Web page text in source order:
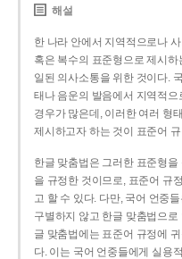
해설
한 나라 안에서 지역적으로나
혹은 복수의 표준형으로 제시
일된 의사소통을 위한 것이다.
태나 음운의 발음에서 지역적
경우가 많은데, 이러한 여러 형
제시하고자 하는 것이 표준어
한글 맞춤법은 그러한 표준형
을 규정한 것이므로, 표준어 규
고 할 수 있다. 다만, 국어 언중
구별하지 않고 한글 맞춤법으
글 맞춤법에는 표준어 규정에
다. 이는 국어 언중들에게 실용